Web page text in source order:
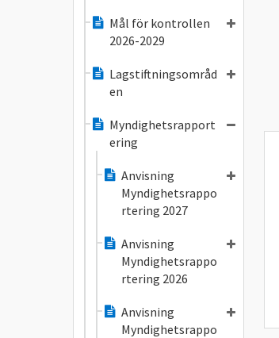
Mål för kontrollen
2026-2029
Lagstiftningsområd
en
Myndighetsrapport
ering
Anvisning
Myndighetsrappo
rtering 2027
Anvisning
Myndighetsrappo
rtering 2026
Anvisning
Myndighetsrappo